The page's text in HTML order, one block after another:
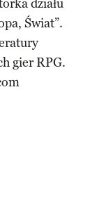
działu
Świat”.
gier RPG.